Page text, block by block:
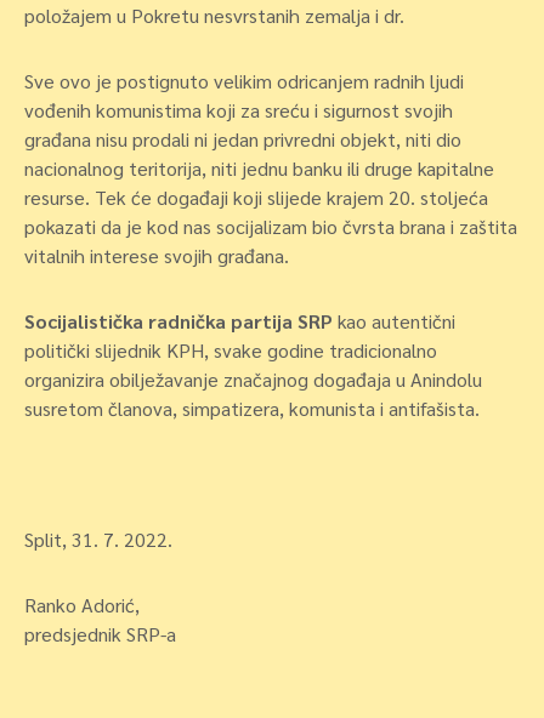
položajem u Pokretu nesvrstanih zemalja i dr.
Sve ovo je postignuto velikim odricanjem radnih ljudi
vođenih komunistima koji za sreću i sigurnost svojih
građana nisu prodali ni jedan privredni objekt, niti dio
nacionalnog teritorija, niti jednu banku ili druge kapitalne
resurse. Tek će događaji koji slijede krajem 20. stoljeća
pokazati da je kod nas socijalizam bio čvrsta brana i zaštita
vitalnih interese svojih građana.
Socijalistička radnička partija SRP kao autentični
politički slijednik KPH, svake godine tradicionalno
organizira obilježavanje značajnog događaja u Anindolu
susretom članova, simpatizera, komunista i antifašista.
Split, 31. 7. 2022.
Ranko Adorić,
predsjednik SRP-a